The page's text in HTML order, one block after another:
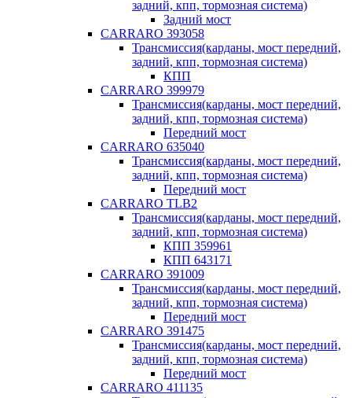
задний, кпп, тормозная система)
Задний мост
CARRARO 393058
Трансмиссия(карданы, мост передний,
задний, кпп, тормозная система)
КПП
CARRARO 399979
Трансмиссия(карданы, мост передний,
задний, кпп, тормозная система)
Передний мост
CARRARO 635040
Трансмиссия(карданы, мост передний,
задний, кпп, тормозная система)
Передний мост
CARRARO TLB2
Трансмиссия(карданы, мост передний,
задний, кпп, тормозная система)
КПП 359961
КПП 643171
CARRARO 391009
Трансмиссия(карданы, мост передний,
задний, кпп, тормозная система)
Передний мост
CARRARO 391475
Трансмиссия(карданы, мост передний,
задний, кпп, тормозная система)
Передний мост
CARRARO 411135